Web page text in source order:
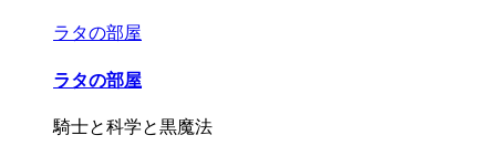
ラタの部屋
ラタの部屋
騎士と科学と黒魔法